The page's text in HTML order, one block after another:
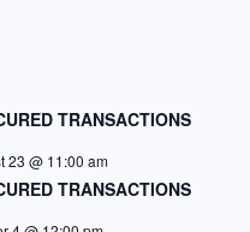
TRANSACTIONS
23 @ 11:00 am
TRANSACTIONS